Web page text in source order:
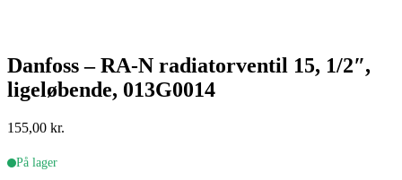
Danfoss – RA-N radiatorventil 15, 1/2″,
ligeløbende, 013G0014
155,00 kr.
På lager